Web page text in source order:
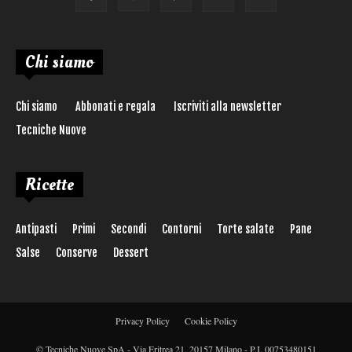
Chi siamo
Chi siamo Abbonati e regala
Iscriviti alla newsletter
Tecniche Nuove
Ricette
Antipasti Primi Secondi Contorni Torte salate
Pane
Salse
Conserve Dessert
Privacy Policy Cookie Policy
© Tecniche Nuove SpA - Via Eritrea 21, 20157 Milano - P.I. 00753480151